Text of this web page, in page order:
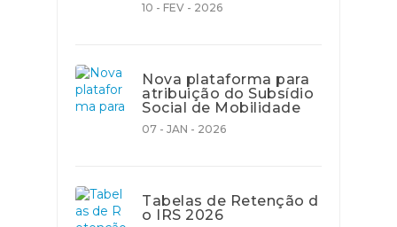
10 - FEV - 2026
Nova plataforma para
atribuição do Subsídio
Social de Mobilidade
07 - JAN - 2026
Tabelas de Retenção d
o IRS 2026